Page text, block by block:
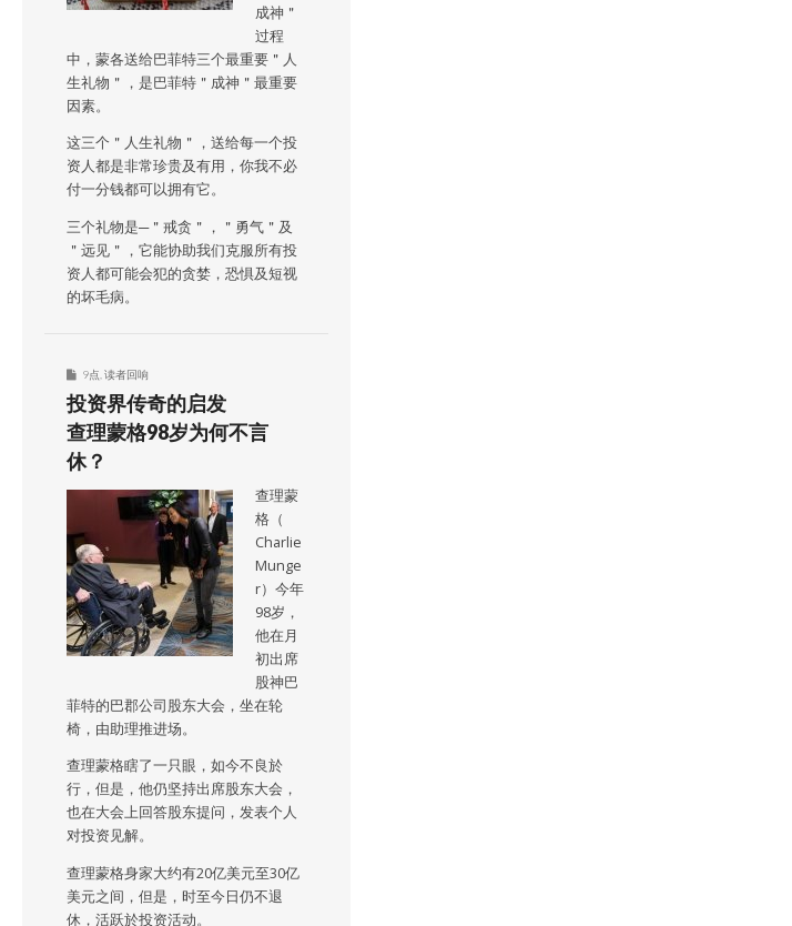
成神＂
过程
中，蒙各送给巴菲特三个最重要＂人
生礼物＂，是巴菲特＂成神＂最重要
因素。
这三个＂人生礼物＂，送给每一个投
资人都是非常珍贵及有用，你我不必
付一分钱都可以拥有它。
三个礼物是─＂戒贪＂，＂勇气＂及
＂远见＂，它能协助我们克服所有投
资人都可能会犯的贪婪，恐惧及短视
的坏毛病。
9点 读者回响
投资界传奇的启发
查理蒙格98岁为何不言
休？
查理蒙
格（
Charlie
Munge
r）今年
98岁，
他在月
初出席
股神巴
菲特的巴郡公司股东大会，坐在轮
椅，由助理推进场。
查理蒙格瞎了一只眼，如今不良於
行，但是，他仍坚持出席股东大会，
也在大会上回答股东提问，发表个人
对投资见解。
查理蒙格身家大约有20亿美元至30亿
美元之间，但是，时至今日仍不退
休，活跃於投资活动。